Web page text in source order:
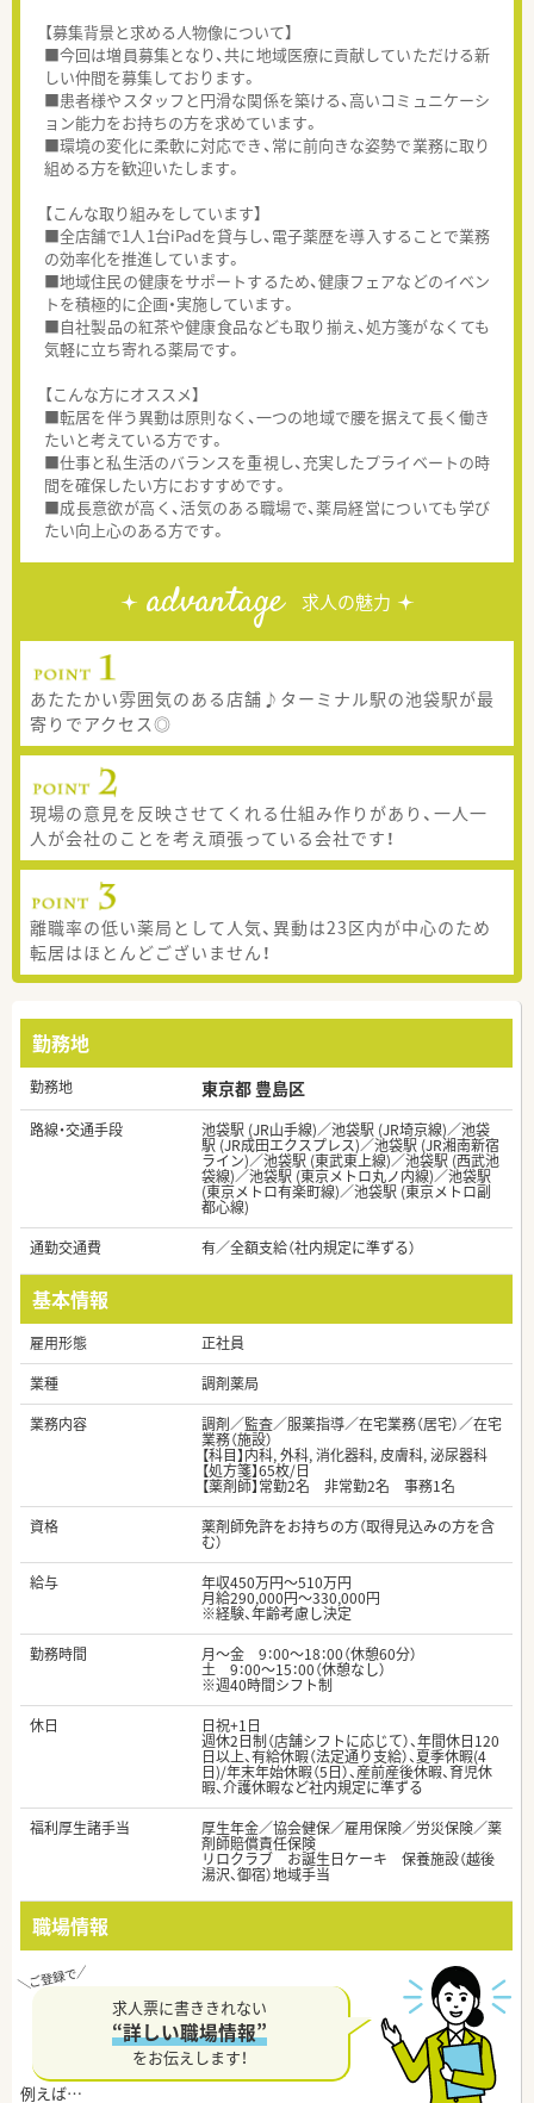
【募集背景と求める人物像について】
■今回は増員募集となり、共に地域医療に貢献していただける新
しい仲間を募集しております。
■患者様やスタッフと円滑な関係を築ける、高いコミュニケーシ
ョン能力をお持ちの方を求めています。
■環境の変化に柔軟に対応でき、常に前向きな姿勢で業務に取り
組める方を歓迎いたします。
【こんな取り組みをしています】
■全店舗で1人1台iPadを貸与し、電子薬歴を導入することで業務
の効率化を推進しています。
■地域住民の健康をサポートするため、健康フェアなどのイベン
トを積極的に企画・実施しています。
■自社製品の紅茶や健康食品なども取り揃え、処方箋がなくても
気軽に立ち寄れる薬局です。
【こんな方にオススメ】
■転居を伴う異動は原則なく、一つの地域で腰を据えて長く働き
たいと考えている方です。
■仕事と私生活のバランスを重視し、充実したプライベートの時
間を確保したい方におすすめです。
■成長意欲が高く、活気のある職場で、薬局経営についても学び
たい向上心のある方です。
advantage 求人の魅力
あたたかい雰囲気のある店舗♪ターミナル駅の池袋駅が最
寄りでアクセス◎
現場の意見を反映させてくれる仕組み作りがあり、一人一
人が会社のことを考え頑張っている会社です！
離職率の低い薬局として人気、異動は23区内が中心のため
転居はほとんどございません！
勤務地
勤務地 東京都 豊島区
路線・交通手段 池袋駅 (JR山手線)／池袋駅 (JR埼京線)／池袋
駅 (JR成田エクスプレス)／池袋駅 (JR湘南新宿
ライン)／池袋駅 (東武東上線)／池袋駅 (西武池
袋線)／池袋駅 (東京メトロ丸ノ内線)／池袋駅
(東京メトロ有楽町線)／池袋駅 (東京メトロ副
都心線)
通勤交通費
有／全額支給（社内規定に準ずる）
基本情報
雇用形態
正社員
業種
調剤薬局
業務内容
調剤／監査／服薬指導／在宅業務（居宅）／在宅
業務（施設）
【科目】内科, 外科, 消化器科, 皮膚科, 泌尿器科
【処方箋】65枚/日
【薬剤師】常勤2名 非常勤2名 事務1名
資格
薬剤師免許をお持ちの方（取得見込みの方を含
む）
給与
年収450万円～510万円
月給290,000円～330,000円
※経験、年齢考慮し決定
勤務時間
月～金 9：00～18：00（休憩60分）
土 9：00～15：00（休憩なし）
※週40時間シフト制
休日
日祝+1日
週休2日制（店舗シフトに応じて）、年間休日120
日以上、有給休暇（法定通り支給）、夏季休暇(4
日)/年末年始休暇（5日）、産前産後休暇、育児休
暇、介護休暇など社内規定に準ずる
福利厚生諸手当
厚生年金／協会健保／雇用保険／労災保険／薬
剤師賠償責任保険
リロクラブ お誕生日ケーキ 保養施設（越後
湯沢、御宿）地域手当
職場情報
求人票に書ききれない
“詳しい職場情報”
をお伝えします！